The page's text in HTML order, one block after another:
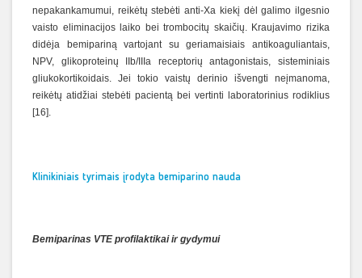
nepakankamumui, reikėtų stebėti anti-Xa kiekį dėl galimo ilgesnio
vaisto eliminacijos laiko bei trombocitų skaičių. Kraujavimo rizika
didėja bemipariną vartojant su geriamaisiais antikoaguliantais,
NPV, glikoproteinų IIb/IIIa receptorių antagonistais, sisteminiais
gliukokortikoidais. Jei tokio vaistų derinio išvengti neįmanoma,
reikėtų atidžiai stebėti pacientą bei vertinti laboratorinius rodiklius
[16].
Klinikiniais tyrimais įrodyta bemiparino nauda
Bemiparinas VTE profilaktikai ir gydymui